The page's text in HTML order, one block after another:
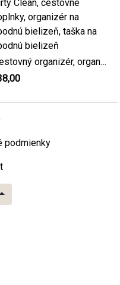
Cestovný organizér, organizér na oblečenie, organizér na balenie, taška Dirty Clean, cestovné doplnky, organizér na spodnú bielizeň, taška na spodnú bielizeň
podmienky